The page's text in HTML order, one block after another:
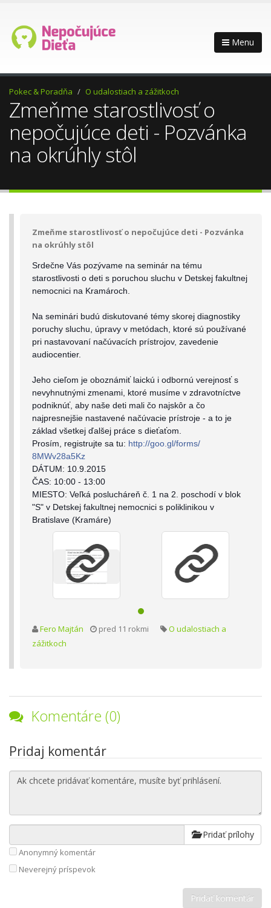
Menu
Pokec & Poradňa O udalostiach a zážitkoch
Zmeňme starostlivosť o
nepočujúce deti - Pozvánka
na okrúhly stôl
Zmeňme starostlivosť o nepočujúce deti - Pozvánka
na okrúhly stôl
Srdečne Vás pozývame na seminár na tému
starostlivosti o deti s poruchou sluchu v Detskej fakultnej
nemocnici na Kramároch.
Na seminári budú diskutované témy skorej diagnostiky
poruchy sluchu, úpravy v metódach, ktoré sú používané
pri nastavovaní načúvacích prístrojov, zavedenie
audiocentier.
Jeho cieľom je oboznámiť laickú i odbornú verejnosť s
nevyhnutnými zmenami, ktoré musíme v zdravotníctve
podniknúť, aby naše deti mali čo najskôr a čo
najpresnejšie nastavené načúvacie prístroje - a to je
základ všetkej ďalšej práce s dieťaťom.
Prosím, registrujte sa tu: http://goo.gl/forms/
8MWv28a5Kz
DÁTUM: 10.9.2015
ČAS: 10:00 - 13:00
MIESTO: Veľká poslucháreň č. 1 na 2. poschodí v blok
"S" v Detskej fakultnej nemocnici s poliklinikou v
Bratislave (Kramáre)
Fero Majtán pred 11 rokmi
O udalostiach a
zážitkoch
Komentáre (0)
Pridaj komentár
Pridať prílohy
Anonymný komentár
Neverejný príspevok